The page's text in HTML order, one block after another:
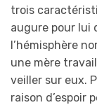
trois
augure pour lui
l’hémisphère
une mère
veiller sur eux.
raison d’espoir